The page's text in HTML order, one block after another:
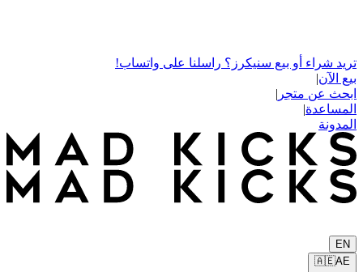
تريد شراء أو بيع سنيكرز؟ راسلنا على واتساب!
بيع الآن|
ابحث عن متجر |
المساعدة|
المدونة
EN
🇦🇪AE